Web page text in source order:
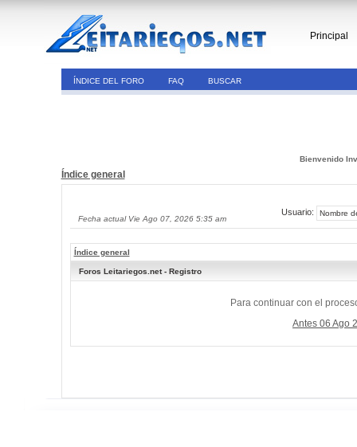
Principal
ÍNDICE DEL FORO FAQ BUSCAR
Bienvenido
Índice general
Fecha actual Vie Ago 07, 2026 5:35 am
Usuario:
Índice general
Foros Leitariegos.net - Registro
Para continuar con el
Antes 06 Ago